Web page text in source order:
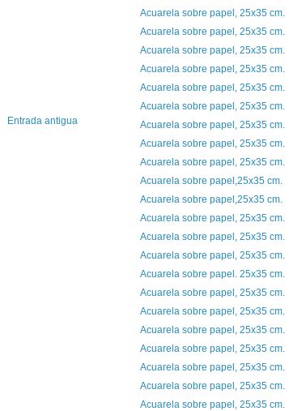
Entrada antigua
Acuarela sobre papel, 25x35 cm.
Acuarela sobre papel, 25x35 cm.
Acuarela sobre papel, 25x35 cm.
Acuarela sobre papel, 25x35 cm.
Acuarela sobre papel, 25x35 cm.
Acuarela sobre papel, 25x35 cm.
Acuarela sobre papel, 25x35 cm.
Acuarela sobre papel, 25x35 cm.
Acuarela sobre papel, 25x35 cm.
Acuarela sobre papel,25x35 cm.
Acuarela sobre papel,25x35 cm.
Acuarela sobre papel, 25x35 cm.
Acuarela sobre papel, 25x35 cm.
Acuarela sobre papel, 25x35 cm.
Acuarela sobre papel. 25x35 cm.
Acuarela sobre papel, 25x35 cm.
Acuarela sobre papel, 25x35 cm.
Acuarela sobre papel, 25x35 cm.
Acuarela sobre papel, 25x35 cm.
Acuarela sobre papel, 25x35 cm.
Acuarela sobre papel, 25x35 cm.
Acuarela sobre papel, 25x35 cm.